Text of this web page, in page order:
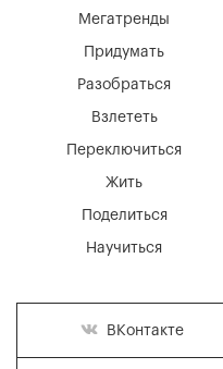
Мегатренды
Придумать
Разобраться
Взлететь
Переключиться
Жить
Поделиться
Научиться
ВКонтакте